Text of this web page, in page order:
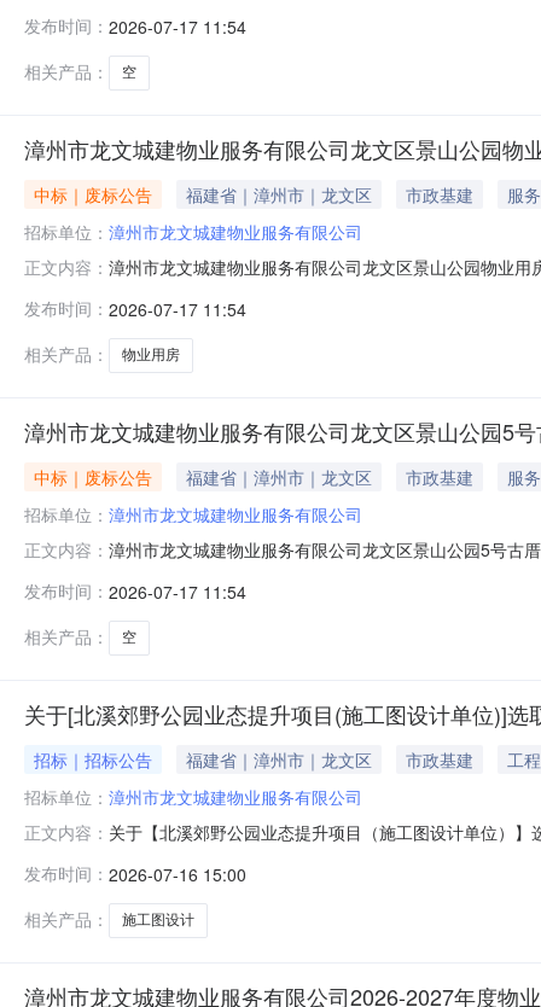
城建物业服务有限公司漳州市龙文区景山公园4号古厝租
名参加，招
发布时间： 2026-07-17 11:54
相关产品：
空
漳州市龙文城建物业服务有限公司龙文区景山公园物
中标｜废标公告 福建省｜漳州市｜龙文区 市政基建
服务
招标单位： 漳州市龙文城建物业服务有限公司
正文内容： 漳州市龙文城建物业服务有限公司龙文区景山公园物业
标人（单位）递交投标文件，故本项目做流标处理。联
业服务有限公司2026年7月
发布时间： 2026-07-17 11:54
相关产品：
物业用房
漳州市龙文城建物业服务有限公司龙文区景山公园5
中标｜废标公告 福建省｜漳州市｜龙文区 市政基建
服务
招标单位： 漳州市龙文城建物业服务有限公司
正文内容： 漳州市龙文城建物业服务有限公司龙文区景山公园5号古
系人及电话：小金？？0596--2188117地址：漳州市龙
发布时间： 2026-07-17 11:54
相关产品：
空
关于[北溪郊野公园业态提升项目(施工图设计单位)]
招标｜招标公告 福建省｜漳州市｜龙文区 市政基建
工程
招标单位： 漳州市龙文城建物业服务有限公司
正文内容： 关于【北溪郊野公园业态提升项目（施工图设计单位）
野公园业态提升项目（施工图设计单位）项目预估造价
个工
发布时间： 2026-07-16 15:00
相关产品：
施工图设计
漳州市龙文城建物业服务有限公司2026-2027年度物